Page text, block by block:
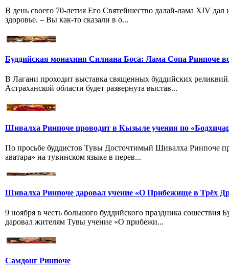
В день своего 70-летия Его Святейшество далай-лама XIV
здоровье. – Вы как-то сказали в о...
Буддийская монахиня Силиана Боса: Лама Сопа Ринпоче
В Лагани проходит выставка священных буддийских
Астраханской области будет развернута выстав...
Шивалха Ринпоче проводит в Кызыле учения по
По просьбе буддистов Тувы Досточтимый Шивалха Ринпоче
аватара» на тувинском языке в перев...
Шивалха Ринпоче даровал учение «О Прибежище в Трёх
9 ноября в честь большого буддийского праздника
даровал жителям Тувы учение «О прибежи...
Самдонг Ринпоче